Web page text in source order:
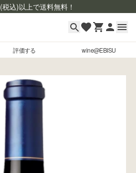
(税込)以上で送料無料！
評価する wine@EBISU